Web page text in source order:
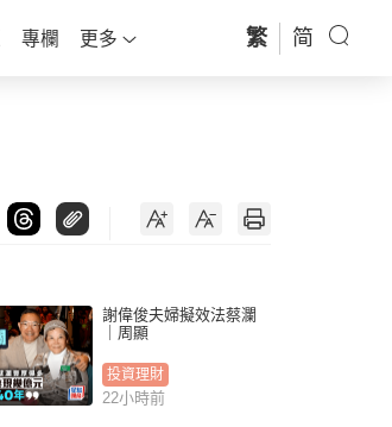
專欄 更多 繁 简
謝偉俊夫婦擬效法蔡瀾
｜周顯
投資理財
22小時前